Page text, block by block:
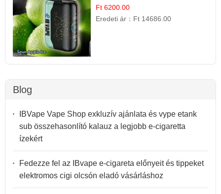
Ft 6200.00
Eredeti ár： Ft 14686.00
Blog
IBVape Vape Shop exkluzív ajánlata és vype etank
sub összehasonlító kalauz a legjobb e-cigaretta
ízekért
Fedezze fel az IBvape e-cigareta előnyeit és tippeket
elektromos cigi olcsón eladó vásárláshoz